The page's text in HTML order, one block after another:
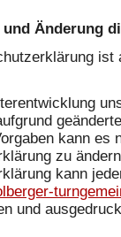
Änderung
ist
kann es
zu
kann
und